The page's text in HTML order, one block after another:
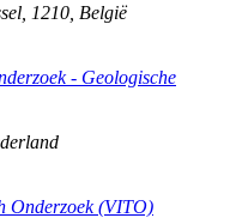
1210 België
- Geologische
Onderzoek (VITO)